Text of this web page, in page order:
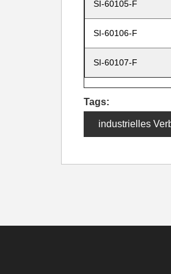
SI-60105-F
SI-60106-F
SI-60107-F
Tags:
industrielles